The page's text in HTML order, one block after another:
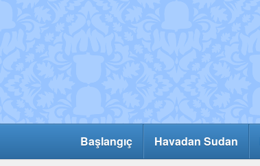
Başlangıç Havadan Sudan